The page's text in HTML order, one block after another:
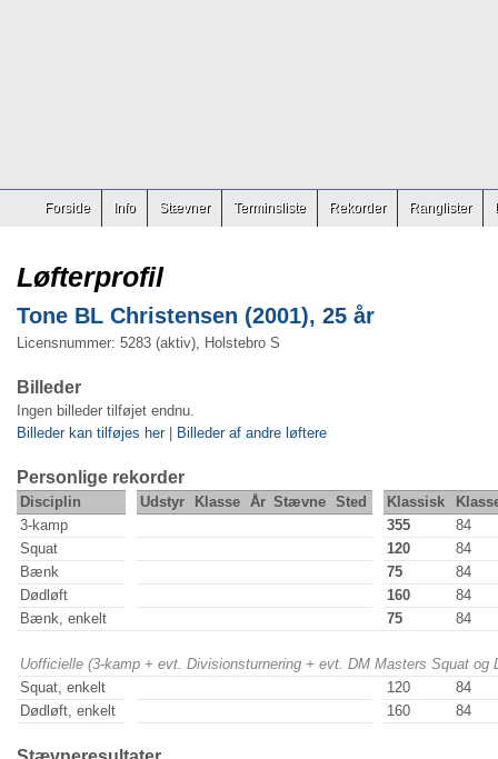
Forside Info Stævner Terminsliste Rekorder Ranglister
Løfterprofil
Tone BL Christensen (2001), 25 år
Licensnummer: 5283 (aktiv), Holstebro S
Billeder
Ingen billeder tilføjet endnu.
Billeder kan tilføjes her| Billeder af andre løftere
Personlige rekorder
Disciplin Udstyr Klasse År Stævne Sted Klassisk
3-kamp
355
84
Squat
120
84
Bænk
75
84
Dødløft
160
84
Bænk, enkelt
75 84
Uofficielle (3-kamp + evt. Divisionsturnering + evt. DM Masters Squat
Squat, enkelt
120
84
Dødløft, enkelt
160 84